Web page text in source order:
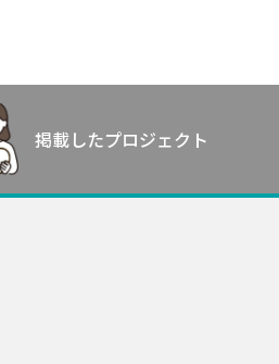
掲載したプロジェクト